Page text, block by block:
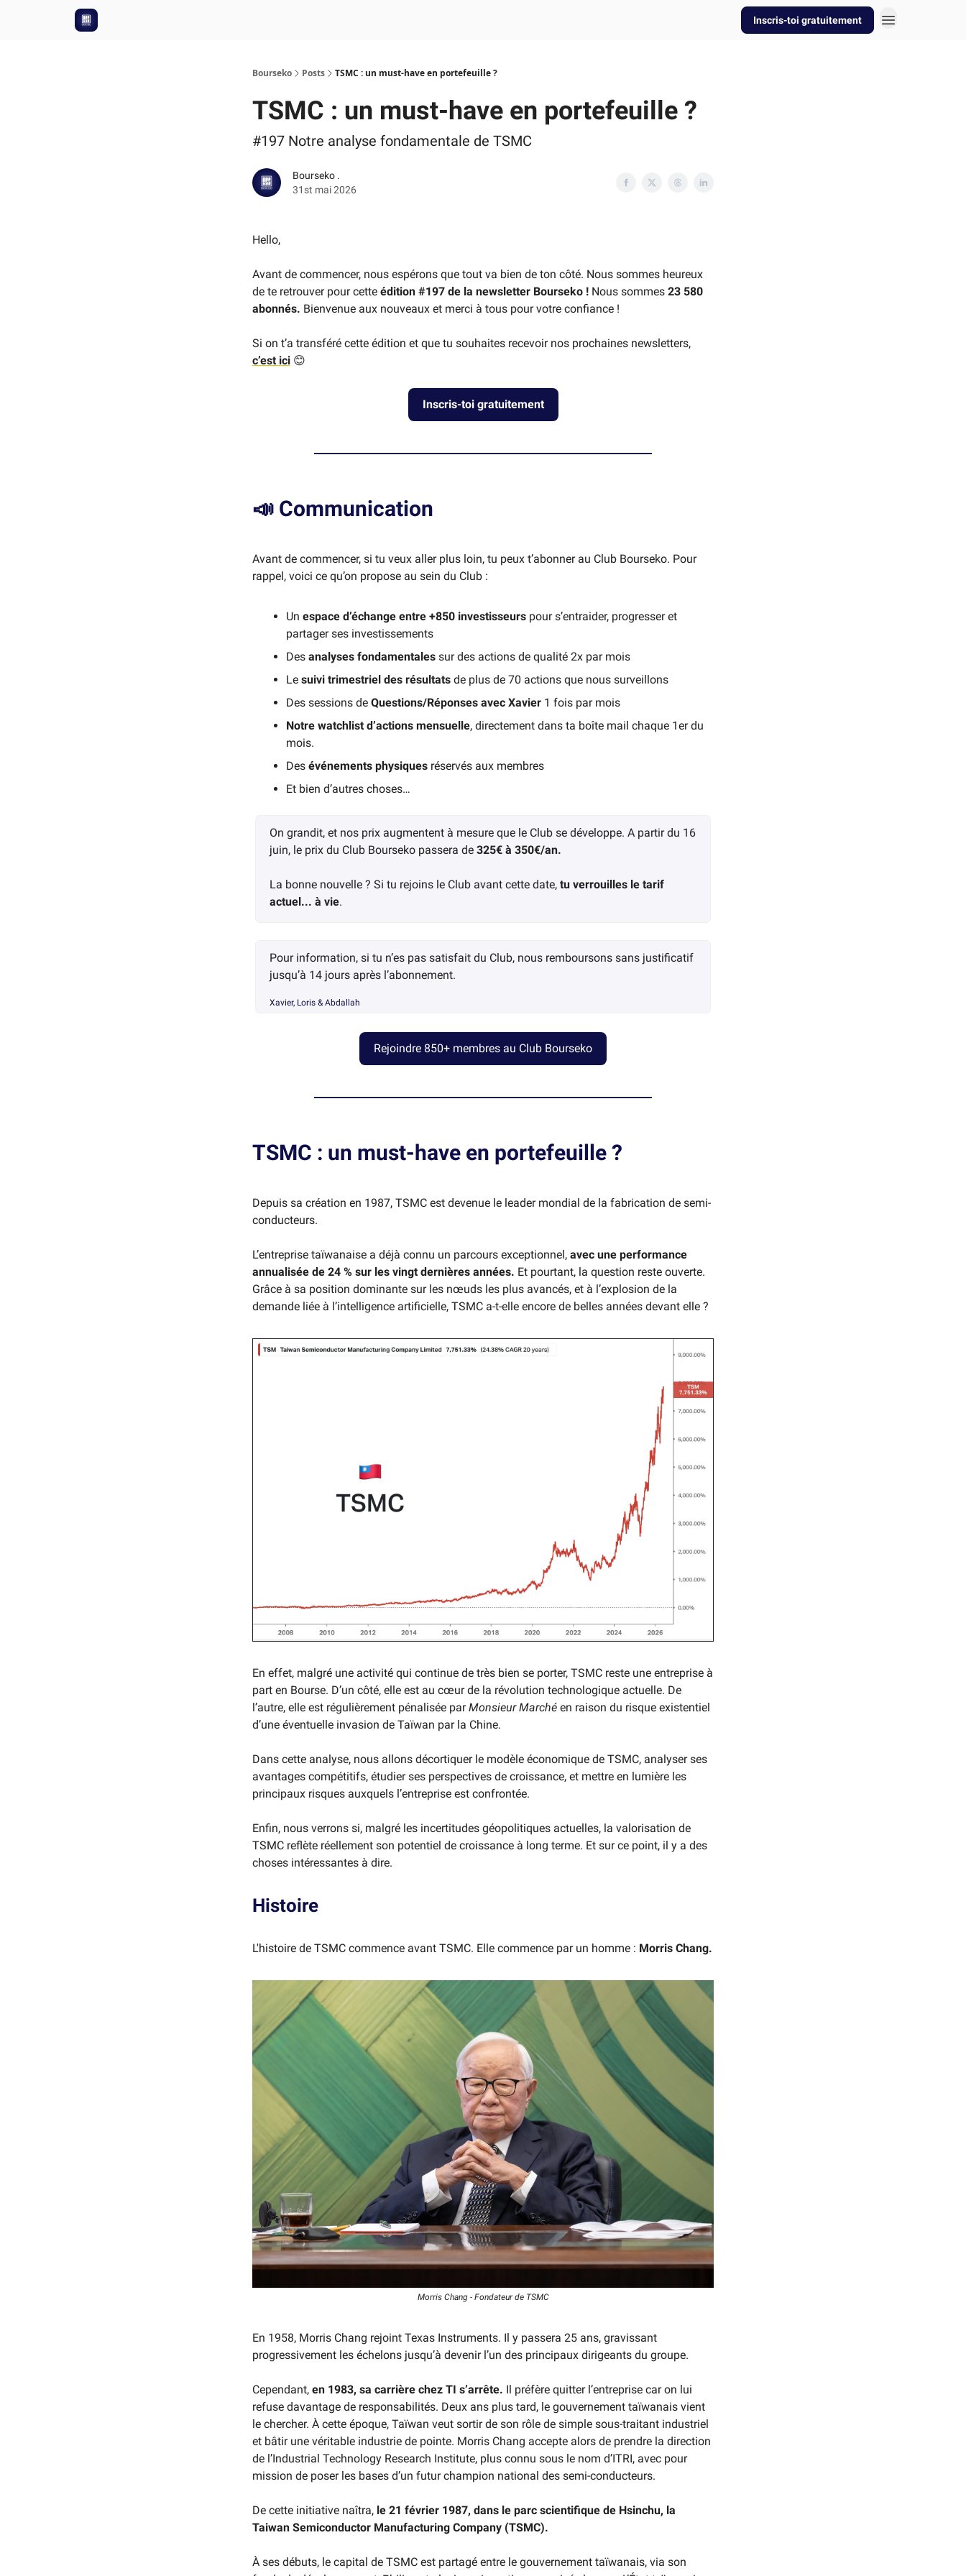
Inscris-toi gratuitement
Bourseko Posts TSMC : un must-have en portefeuille ?
TSMC : un must-have en portefeuille ?
#197 Notre analyse fondamentale de TSMC
Bourseko .
31st mai 2026
Hello,
Avant de commencer, nous espérons que tout va bien de ton côté. Nous sommes heureux
de te retrouver pour cette édition #197 de la newsletter Bourseko ! Nous sommes 23 580
abonnés. Bienvenue aux nouveaux et merci à tous pour votre confiance !
Si on t’a transféré cette édition et que tu souhaites recevoir nos prochaines newsletters,
c’est ici 😊
Inscris-toi gratuitement
📣 Communication
Avant de commencer, si tu veux aller plus loin, tu peux t’abonner au Club Bourseko. Pour
rappel, voici ce qu’on propose au sein du Club :
Un espace d’échange entre +850 investisseurs pour s’entraider, progresser et
partager ses investissements
Des analyses fondamentales sur des actions de qualité 2x par mois
Le suivi trimestriel des résultats de plus de 70 actions que nous surveillons
Des sessions de Questions/Réponses avec Xavier 1 fois par mois
Notre watchlist d’actions mensuelle, directement dans ta boîte mail chaque 1er du
mois.
Des événements physiques réservés aux membres
Et bien d’autres choses…
On grandit, et nos prix augmentent à mesure que le Club se développe. A partir du 16
juin, le prix du Club Bourseko passera de 325€ à 350€/an.
La bonne nouvelle ? Si tu rejoins le Club avant cette date, tu verrouilles le tarif
actuel... à vie.
Pour information, si tu n’es pas satisfait du Club, nous remboursons sans justificatif
jusqu’à 14 jours après l’abonnement.
Xavier, Loris & Abdallah
Rejoindre 850+ membres au Club Bourseko
TSMC : un must-have en portefeuille ?
Depuis sa création en 1987, TSMC est devenue le leader mondial de la fabrication de semi-
conducteurs.
L’entreprise taïwanaise a déjà connu un parcours exceptionnel, avec une performance
annualisée de 24 % sur les vingt dernières années. Et pourtant, la question reste ouverte.
Grâce à sa position dominante sur les nœuds les plus avancés, et à l’explosion de la
demande liée à l’intelligence artificielle, TSMC a-t-elle encore de belles années devant elle ?
En effet, malgré une activité qui continue de très bien se porter, TSMC reste une entreprise à
part en Bourse. D’un côté, elle est au cœur de la révolution technologique actuelle. De
l’autre, elle est régulièrement pénalisée parMonsieur Marché en raison du risque existentiel
d’une éventuelle invasion de Taïwan par la Chine.
Dans cette analyse, nous allons décortiquer le modèle économique de TSMC, analyser ses
avantages compétitifs, étudier ses perspectives de croissance, et mettre en lumière les
principaux risques auxquels l’entreprise est confrontée.
Enfin, nous verrons si, malgré les incertitudes géopolitiques actuelles, la valorisation de
TSMC reflète réellement son potentiel de croissance à long terme. Et sur ce point, il y a des
choses intéressantes à dire.
Histoire
L'histoire de TSMC commence avant TSMC. Elle commence par un homme : Morris Chang.
Morris Chang - Fondateur de TSMC
En 1958, Morris Chang rejoint Texas Instruments. Il y passera 25 ans, gravissant
progressivement les échelons jusqu’à devenir l’un des principaux dirigeants du groupe.
Cependant, en 1983, sa carrière chez TI s’arrête. Il préfère quitter l’entreprise car on lui
refuse davantage de responsabilités. Deux ans plus tard, le gouvernement taïwanais vient
le chercher. À cette époque, Taïwan veut sortir de son rôle de simple sous-traitant industriel
et bâtir une véritable industrie de pointe. Morris Chang accepte alors de prendre la direction
de l’Industrial Technology Research Institute, plus connu sous le nom d’ITRI, avec pour
mission de poser les bases d’un futur champion national des semi-conducteurs.
De cette initiative naîtra, le 21 février 1987, dans le parc scientifique de Hsinchu, la
Taiwan Semiconductor Manufacturing Company (TSMC).
À ses débuts, le capital de TSMC est partagé entre le gouvernement taïwanais, via son